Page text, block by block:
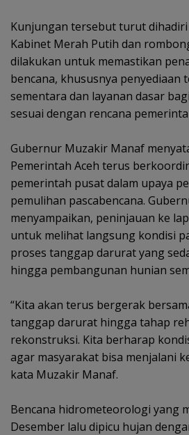
‎Kunjungan tersebut turut
Kabinet Merah Putih dan
dilakukan untuk memastikan
bencana, khususnya penyediaan
sementara dan layanan dasar
sesuai dengan rencana
‎Gubernur Muzakir Manaf
Pemerintah Aceh terus
pemerintah pusat dalam upaya
pemulihan pascabencana.
menyampaikan, peninjauan ke
untuk melihat langsung kondisi
proses tanggap darurat yang
hingga pembangunan hunian
‎“Kita akan terus bergerak
tanggap darurat hingga tahap
rekonstruksi. Kita berharap
agar masyarakat bisa menjalani
kata Muzakir Manaf.
‎Bencana hidrometeorologi yang
Desember lalu dipicu hujan